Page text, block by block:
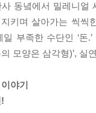
필요했다.(...)우리
다. 누군가 내 집을
지 못할 것이다.
중에서
!” 사랑의 범위를 넓
까. 가족이 아니라
동녘에서 밀레니얼
키며 살아가는 씩씩
부족한 수단인 ‘돈
모양은 삼각형)’,
야기